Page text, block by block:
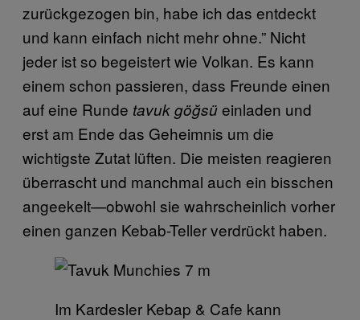
zurückgezogen bin, habe ich das entdeckt
und kann einfach nicht mehr ohne.” Nicht
jeder ist so begeistert wie Volkan. Es kann
einem schon passieren, dass Freunde einen
auf eine Runde tavuk göğsüeinladen und
erst am Ende das Geheimnis um die
wichtigste Zutat lüften. Die meisten reagieren
überrascht und manchmal auch ein bisschen
angeekelt—obwohl sie wahrscheinlich vorher
einen ganzen Kebab-Teller verdrückt haben.
Im Kardesler Kebap & Cafe kann